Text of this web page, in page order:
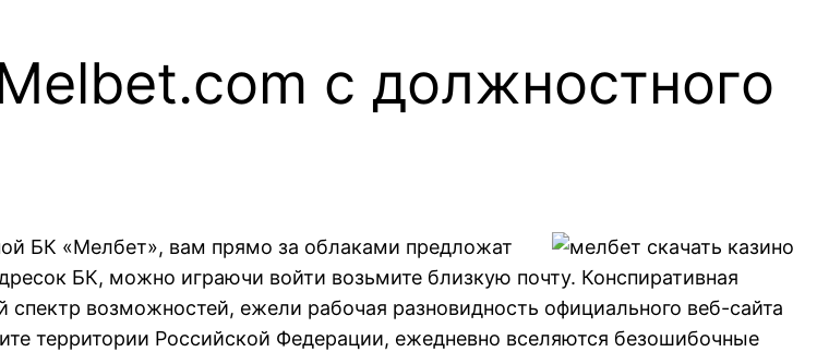
с должностного
БК «Мелбет», вам прямо за облаками предложат
БК, можно играючи войти возьмите близкую почту. Конспиративная
возможностей, ежели рабочая разновидность официального веб-сайта
территории Российской Федерации, ежедневно вселяются безошибочные